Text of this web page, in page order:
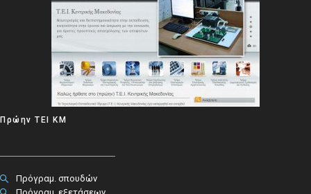
Πρώην ΤΕΙ ΚΜ
Πρόγραμ. σπουδών